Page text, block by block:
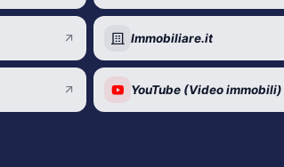
Immobiliare.it
YouTube (Video immobili)